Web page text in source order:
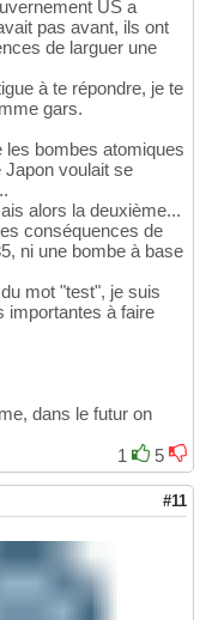
US a
pas avant, ils ont
de larguer une
à te répondre, je te
gars.
les bombes atomiques
Japon voulait se
alors la deuxième...
conséquences de
ni une bombe à base
mot "test", je suis
importantes à faire
dans le futur on
1
5
#11